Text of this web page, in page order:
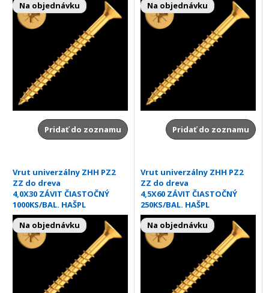
Na objednávku
Pridať do zoznamu
Na objednávku
Pridať do zoznamu
Vrut univerzálny ZHH PZ2
ZZ do dreva
4,0X30 ZÁVIT ČIASTOČNÝ
1000KS/BAL. HAŠPL
Na objednávku
Vrut univerzálny ZHH PZ2
ZZ do dreva
4,5X60 ZÁVIT ČIASTOČNÝ
250KS/BAL. HAŠPL
Na objednávku